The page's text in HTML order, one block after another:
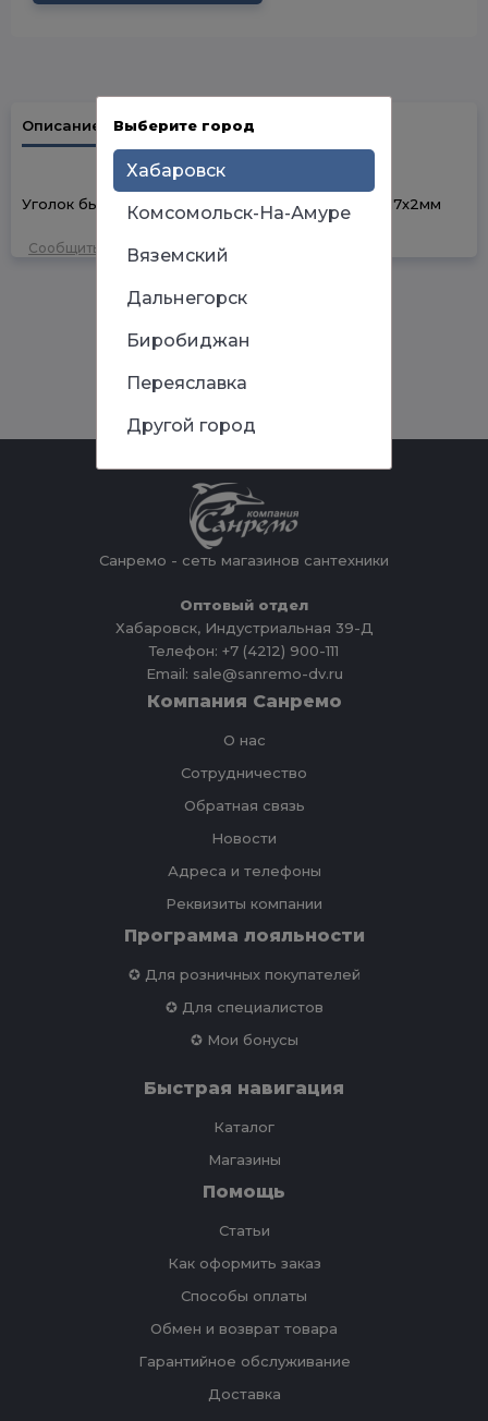
Описание Наличие в магазинах
Уголок бытовой/мебельный квадратный 40х40х17х2мм
Сообщить об ошибке
Санремо - сеть магазинов сантехники
Оптовый отдел
Хабаровск, Индустриальная 39-Д
Телефон: +7 (4212) 900-111
Email: sale@sanremo-dv.ru
Компания Санремо
О нас
Сотрудничество
Обратная связь
Новости
Адреса и телефоны
Реквизиты компании
Программа лояльности
✪ Для розничных покупателей
✪ Для специалистов
✪ Мои бонусы
Быстрая навигация
Каталог
Магазины
Помощь
Статьи
Как оформить заказ
Способы оплаты
Обмен и возврат товара
Гарантийное обслуживание
Доставка
Выберите город
Хабаровск
Комсомольск-На-Амуре
Вяземский
Дальнегорск
Биробиджан
Переяславка
Другой город